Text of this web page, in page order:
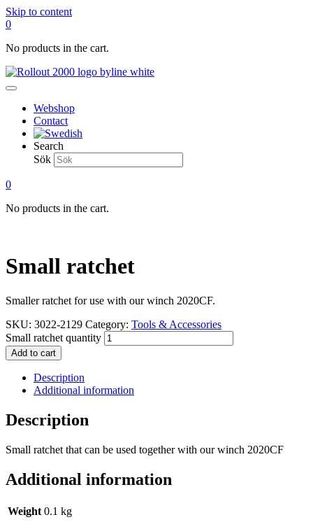
Skip to content
0
No products in the cart.
Webshop
Contact
Search
Sök
0
No products in the cart.
Small ratchet
Smaller ratchet for use with our winch 2020CF.
SKU: 3022-2129 Category: Tools & Accessories
Small ratchet quantity
Add to cart
Description
Additional information
Description
Small ratchet that can be used together with our winch 2020CF
Additional information
Weight 0.1 kg